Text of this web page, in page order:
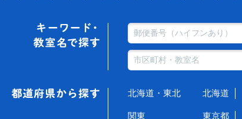
北海道・東北 北海道
関東 東京都